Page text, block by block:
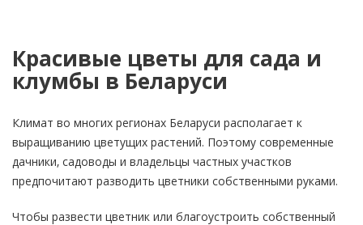
Красивые цветы для сада и
клумбы в Беларуси
Климат во многих регионах Беларуси располагает к
выращиванию цветущих растений. Поэтому современные
дачники, садоводы и владельцы частных участков
предпочитают разводить цветники собственными руками.
Чтобы развести цветник или благоустроить собственный